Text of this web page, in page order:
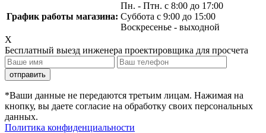
График работы магазина:
Пн. - Птн. с 8:00 до 17:00
Суббота с 9:00 до 15:00
Воскресенье - выходной
X
Бесплатный выезд инженера проектировщика для просчета
*Ваши данные не передаются третьим лицам. Нажимая на
кнопку, вы даете согласие на обработку своих персональных
данных.
Политика конфиденциальности